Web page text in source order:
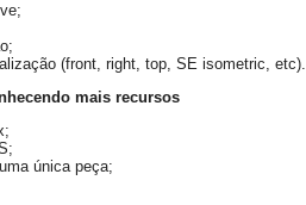
(front, right, top, SE isometric, etc).
mais recursos
única peça;